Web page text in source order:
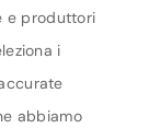
e produttori
i
abbiamo